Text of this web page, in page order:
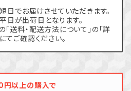
日でお届けさせていただきます。
日が出荷日となります。
送料・配送方法について」の「詳
てご確認ください。
以上の購入で